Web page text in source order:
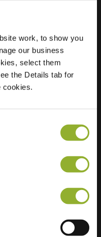
work, to show you
our business
select them
the Details tab for
cookies.
Eralystraat
Leuven